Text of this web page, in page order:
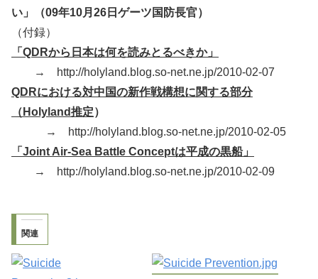
い」（09年10月26日ゲーツ国防長官）
（付録）
「QDRから日本は何を読みとるべきか」
→ http://holyland.blog.so-net.ne.jp/2010-02-07
QDRにおける対中国の新作戦構想に関する部分
（Holyland推定）
→ http://holyland.blog.so-net.ne.jp/2010-02-05
「Joint Air-Sea Battle Conceptは平成の黒船」
→ http://holyland.blog.so-net.ne.jp/2010-02-09
関連